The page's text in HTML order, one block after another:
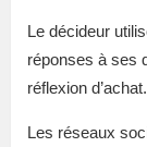
Le décideur
réponses à ses
réflexion d’achat.
Les réseaux